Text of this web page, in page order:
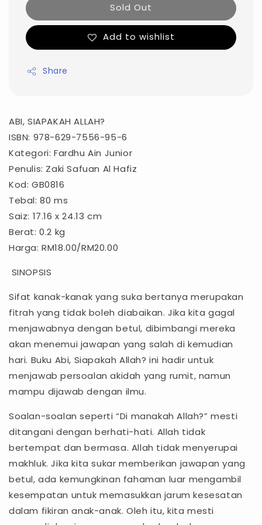
Sold Out
Add to wishlist
Share
ABI, SIAPAKAH ALLAH?
ISBN: 978-629-7556-95-6
Kategori: Fardhu Ain Junior
Penulis: Zaki Safuan Al Hafiz
Kod: GB0816
Tebal: 80 ms
Saiz: 17.16 x 24.13 cm
Berat: 0.2 kg
Harga: RM18.00/RM20.00
SINOPSIS
Sifat kanak-kanak yang suka bertanya merupakan
fitrah yang tidak boleh diabaikan. Jika kita gagal
menjawabnya dengan betul, dibimbangi mereka
akan menemui jawapan yang salah di kemudian
hari. Buku Abi, Siapakah Allah? ini hadir untuk
menjawab persoalan akidah yang rumit, namun
mampu dijawab dengan ilmu.
Soalan-soalan seperti “Di manakah Allah?” mesti
ditangani dengan berhati-hati. Allah tidak
bertempat dan bermasa. Allah tidak menyerupai
makhluk. Jika kita sukar memberikan jawapan yang
betul, ada kemungkinan fahaman luar mengambil
kesempatan untuk memasukkan jarum kesesatan
dalam fikiran anak-anak. Oleh itu, kita mesti